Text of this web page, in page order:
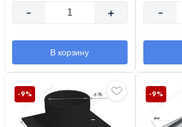
- +
В корзину
-
-9% -9%